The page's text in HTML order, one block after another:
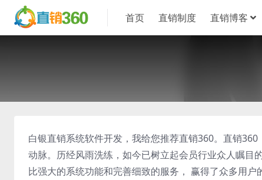
首页 直销制度 直销博客
白银直销系统软件开发，我给您推荐直销360。直销
动脉。历经风雨洗练，如今已树立起会员行业众人瞩
比强大的系统功能和完善细致的服务， 赢得了众多用